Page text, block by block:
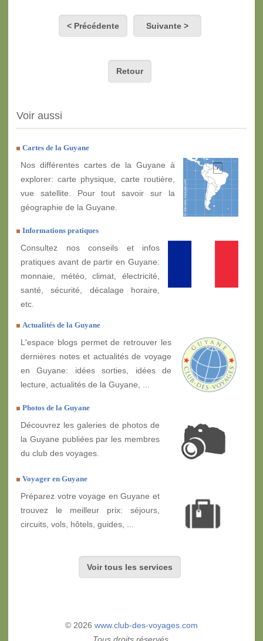
< Précédente Suivante >
Retour
Voir aussi
Cartes de la Guyane
Nos différentes cartes de la Guyane à
explorer: carte physique, carte routière,
vue satellite. Pour tout savoir sur la
géographie de la Guyane.
Informations pratiques
Consultez nos conseils et infos
pratiques avant de partir en Guyane:
monnaie, météo, climat, électricité,
santé, sécurité, décalage horaire,
etc.
Actualités de la Guyane
L'espace blogs permet de retrouver les
dernières notes et actualités de voyage
en Guyane: idées sorties, idées de
lecture, actualités de la Guyane, ...
Photos de la Guyane
Découvrez les galeries de photos de
la Guyane publiées par les membres
du club des voyages.
Voyager en Guyane
Préparez votre voyage en Guyane et
trouvez le meilleur prix: séjours,
circuits, vols, hôtels, guides, ...
Voir tous les services
© 2026 www.club-des-voyages.com